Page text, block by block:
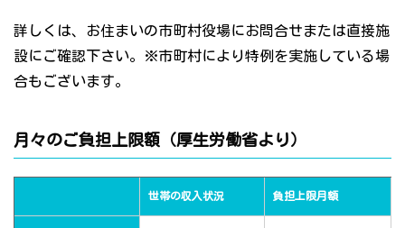
詳しくは、お住まいの市町村役場にお問合せまたは直接施
設にご確認下さい。※市町村により特例を実施している場
合もございます。
月々のご負担上限額（厚生労働省より）
世帯の収入状況 負担上限月額